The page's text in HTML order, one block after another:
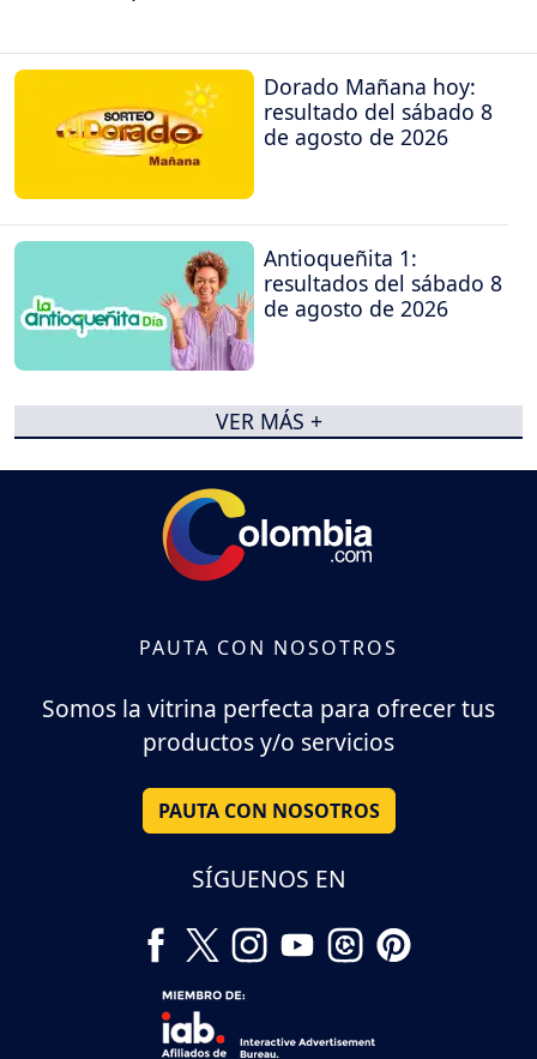
Dorado Mañana hoy:
resultado del sábado 8
de agosto de 2026
Antioqueñita 1:
resultados del sábado 8
de agosto de 2026
VER MÁS +
PAUTA CON NOSOTROS
Somos la vitrina perfecta para ofrecer tus
productos y/o servicios
PAUTA CON NOSOTROS
SÍGUENOS EN